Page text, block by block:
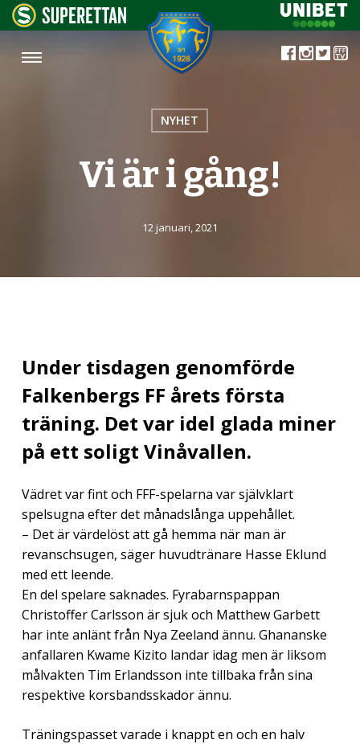
NYHET
Vi är i gång!
12 januari, 2021
Under tisdagen genomförde
Falkenbergs FF årets första
träning. Det var idel glada miner
på ett soligt Vinåvallen.
Vädret var fint och FFF-spelarna var självklart
spelsugna efter det månadslånga uppehållet.
– Det är värdelöst att gå hemma när man är
revanschsugen, säger huvudtränare Hasse Eklund
med ett leende.
En del spelare saknades. Fyrabarnspappan
Christoffer Carlsson är sjuk och Matthew Garbett
har inte anlänt från Nya Zeeland ännu. Ghananske
anfallaren Kwame Kizito landar idag men är liksom
målvakten Tim Erlandsson inte tillbaka från sina
respektive korsbandsskador ännu.
Träningspasset varade i knappt en och en halv